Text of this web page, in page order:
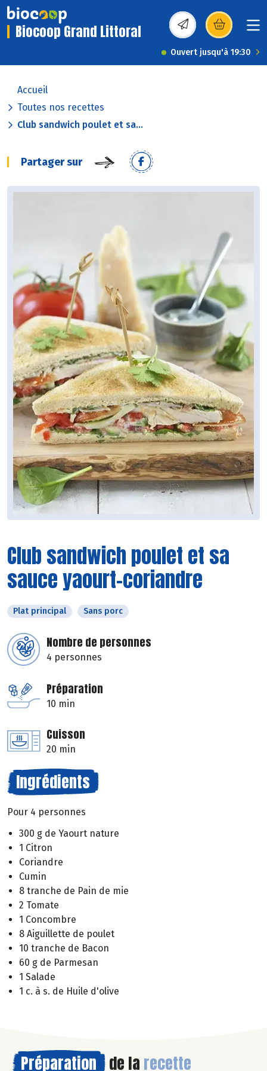
Biocoop Grand Littoral (s’ouvre dans une
Ouvert jusqu'à 19:30
Accueil
Toutes nos recettes
Club sandwich poulet et sa...
Partager sur
Club sandwich poulet et sa
sauce yaourt-coriandre
Plat principal Sans porc
Nombre de personnes
4 personnes
Préparation
10 min
Cuisson
20 min
Ingrédients
Pour 4 personnes
300 g de Yaourt nature
1 Citron
Coriandre
Cumin
8 tranche de Pain de mie
2 Tomate
1 Concombre
8 Aiguillette de poulet
10 tranche de Bacon
60 g de Parmesan
1 Salade
1 c. à s. de Huile d'olive
Préparation de la recette